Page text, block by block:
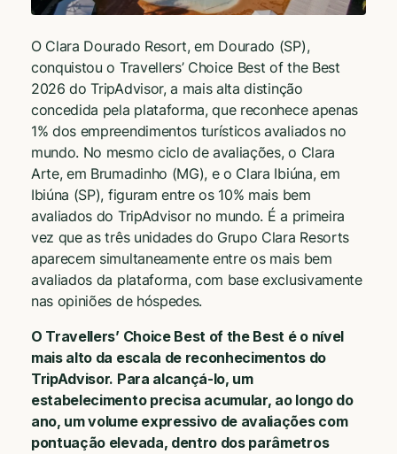
O Clara Dourado Resort, em Dourado (SP),
conquistou o Travellers’ Choice Best of the Best
2026 do TripAdvisor, a mais alta distinção
concedida pela plataforma, que reconhece apenas
1% dos empreendimentos turísticos avaliados no
mundo. No mesmo ciclo de avaliações, o Clara
Arte, em Brumadinho (MG), e o Clara Ibiúna, em
Ibiúna (SP), figuram entre os 10% mais bem
avaliados do TripAdvisor no mundo. É a primeira
vez que as três unidades do Grupo Clara Resorts
aparecem simultaneamente entre os mais bem
avaliados da plataforma, com base exclusivamente
nas opiniões de hóspedes.
O Travellers’ Choice Best of the Best é o nível
mais alto da escala de reconhecimentos do
TripAdvisor. Para alcançá-lo, um
estabelecimento precisa acumular, ao longo do
ano, um volume expressivo de avaliações com
pontuação elevada, dentro dos parâmetros